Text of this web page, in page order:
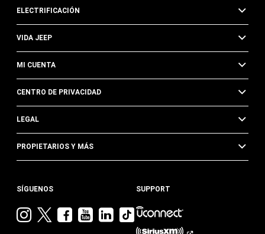
ELECTRIFICACIÓN
VIDA JEEP
MI CUENTA
CENTRO DE PRIVACIDAD
LEGAL
PROPIETARIOS Y MÁS
SÍGUENOS
VisitaVisitaVisitaVisitaVisita
Jeep
Visita
Jeep
SUPPORT